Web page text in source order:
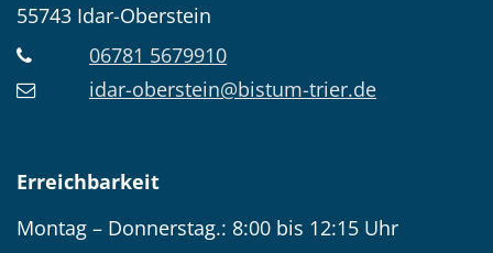
55743 Idar-Oberstein
06781 5679910
idar-oberstein@bistum-trier.de
Erreichbarkeit
Montag – Donnerstag.: 8:00 bis 12:15 Uhr